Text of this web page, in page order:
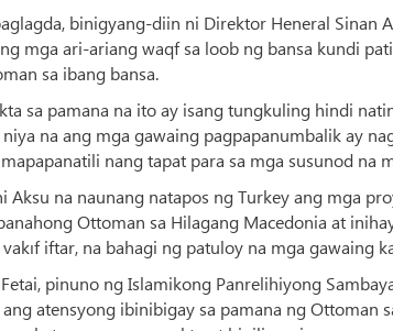
binigyang-diin ni Direktor Heneral Sinan
mga ari-ariang waqf sa loob ng bansa kundi
sa ibang bansa.
sa pamana na ito ay isang tungkuling hindi
na ang mga gawaing pagpapanumbalik ay
nang tapat para sa mga susunod na
Aksu na naunang natapos ng Turkey ang mga
Ottoman sa Hilagang Macedonia at
iftar, na bahagi ng patuloy na mga gawaing
pinuno ng Islamikong Panrelihiyong
atensyong ibinibigay sa pamana ng Ottoman